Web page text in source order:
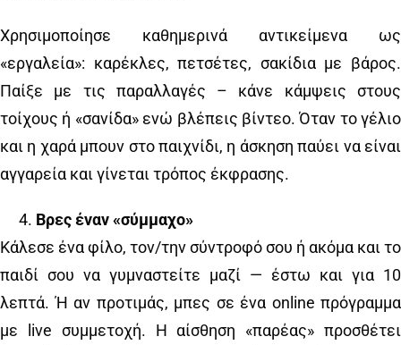
Χρησιμοποίησε καθημερινά αντικείμενα ως
«εργαλεία»: καρέκλες, πετσέτες, σακίδια με βάρος.
Παίξε με τις παραλλαγές – κάνε κάμψεις στους
τοίχους ή «σανίδα» ενώ βλέπεις βίντεο. Όταν το γέλιο
και η χαρά μπουν στο παιχνίδι, η άσκηση παύει να είναι
αγγαρεία και γίνεται τρόπος έκφρασης.
Βρες έναν «σύμμαχο»
Κάλεσε ένα φίλο, τον/την σύντροφό σου ή ακόμα και το
παιδί σου να γυμναστείτε μαζί — έστω και για 10
λεπτά. Ή αν προτιμάς, μπες σε ένα online πρόγραμμα
με live συμμετοχή. Η αίσθηση «παρέας» προσθέτει